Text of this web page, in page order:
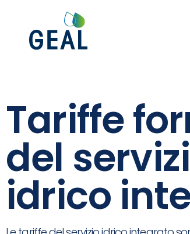
Tariffe
del
idrico